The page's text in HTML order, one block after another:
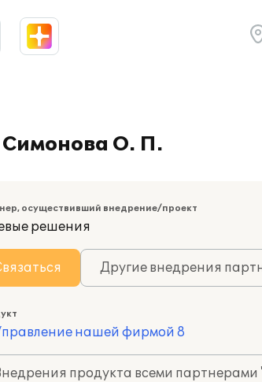
О. П.
осуществивший внедрение/проект
решения
Другие внедрения
нашей фирмой 8
продукта всеми партнерами